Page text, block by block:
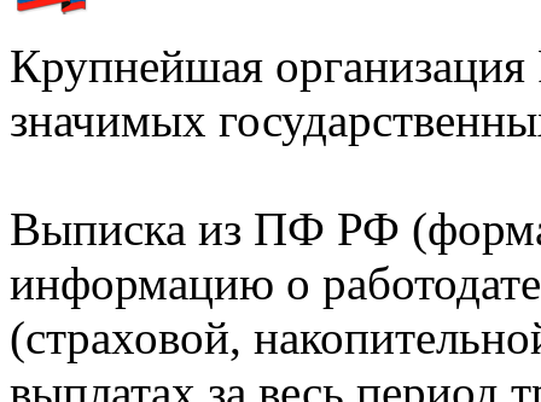
Крупнейшая
значимых
Выписка из ПФ РФ
информацию о
(страховой,
выплатах за весь период